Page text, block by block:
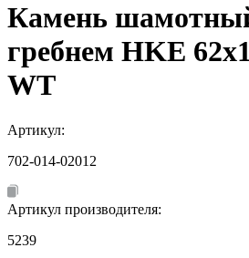
Камень
гребнем HKE
WT
Артикул:
702-014-02012
Артикул производителя:
5239